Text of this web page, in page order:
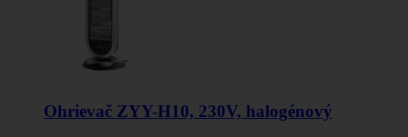
Ohrievač ZYY-H10, 230V, halogénový